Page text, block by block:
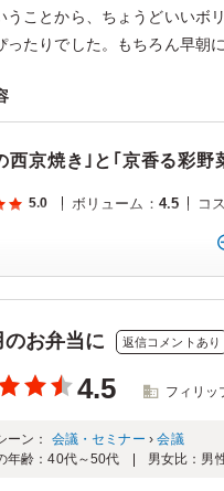
うことから、ちょうどいいボ
ったりでした。もちろん早朝
西京焼き｣と｢京香る彩野
5.0 ボリューム ： 4.5 コ
お弁当に 返信コメントあり
4.5 フィリッ
ーン： 会議・セミナー ›会議
年齢：40代～50代 男女比： 男